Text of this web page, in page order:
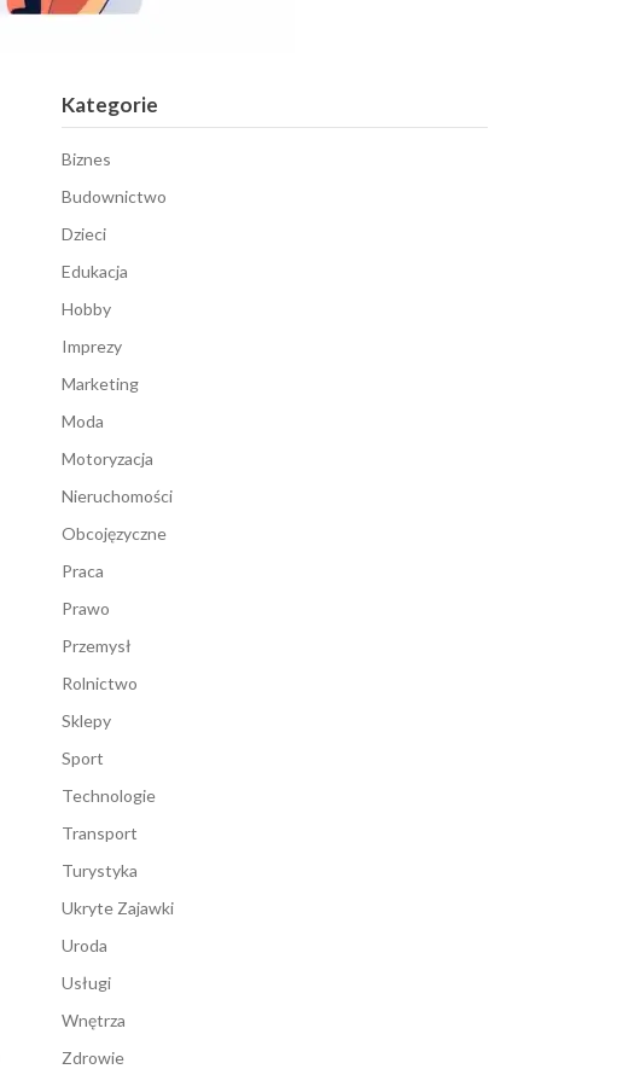
Kategorie
Biznes
Budownictwo
Dzieci
Edukacja
Hobby
Imprezy
Marketing
Moda
Motoryzacja
Nieruchomości
Obcojęzyczne
Praca
Prawo
Przemysł
Rolnictwo
Sklepy
Sport
Technologie
Transport
Turystyka
Ukryte Zajawki
Uroda
Usługi
Wnętrza
Zdrowie